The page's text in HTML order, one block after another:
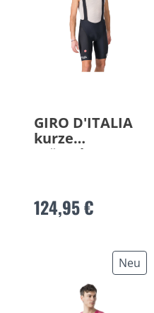
GIRO D'ITALIA
kurze
Trägerhose
124,95 €
Neu